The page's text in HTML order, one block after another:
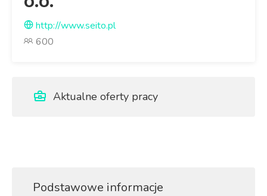
http://www.seito.pl
600
Aktualne oferty pracy
Podstawowe informacje